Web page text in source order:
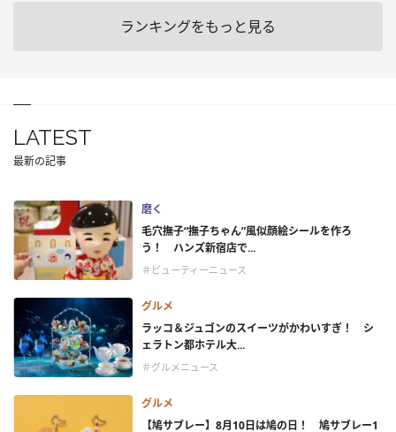
ランキングをもっと見る
LATEST
最新の記事
磨く
毛穴撫子“撫子ちゃん”風似顔絵シールを作ろ
う！ ハンズ新宿店で...
＃ビューティーニュース
グルメ
ラッコ＆ジュゴンのスイーツがかわいすぎ！ シ
ェラトン都ホテル大...
＃グルメニュース
グルメ
【鳩サブレー】8月10日は鳩の日！ 鳩サブレー1